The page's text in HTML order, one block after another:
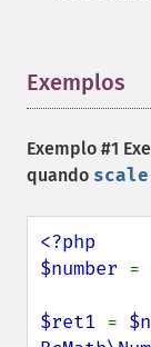
Exemplos
Exemplo #1
quando scale
<?php
$number =
$ret1 =